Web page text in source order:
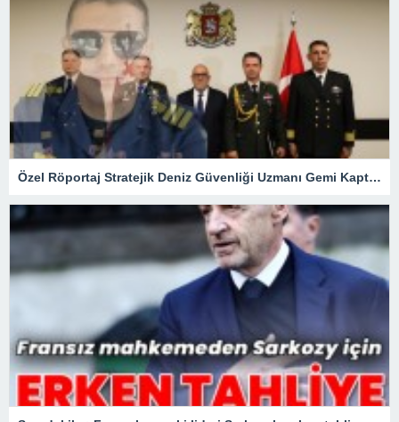
Özel Röportaj Stratejik Deniz Güvenliği Uzmanı Gemi Kaptanı Şahin Avşar ile Konuştuk? “Karadeniz’de yeni bir güvenlik mimarisi mi doğuyor?